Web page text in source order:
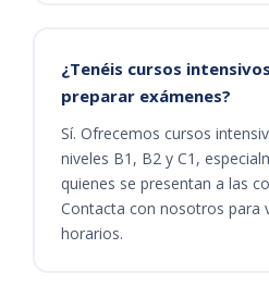
¿Tenéis cursos
preparar exámenes?
Sí. Ofrecemos cursos
niveles B1, B2 y C1,
quienes se presentan a las
Contacta con nosotros para
horarios.